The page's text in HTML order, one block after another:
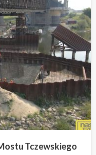
Tczewskiego